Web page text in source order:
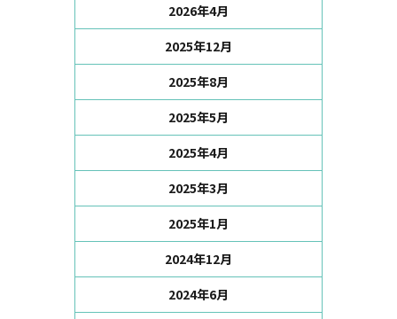
2026年4月
2025年12月
2025年8月
2025年5月
2025年4月
2025年3月
2025年1月
2024年12月
2024年6月